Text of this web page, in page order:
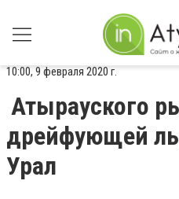
10:00, 9 февраля 2020 г.
Атырауского
дрейфующей
Урал